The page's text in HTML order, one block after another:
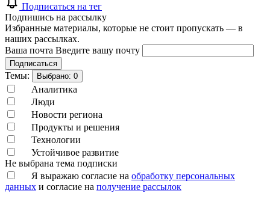
Подписаться на тег
Подпишись на рассылку
Избранные материалы, которые не стоит пропускать — в
наших рассылках.
Ваша почта Введите вашу почту
Подписаться
Темы: Выбрано: 0
Аналитика
Люди
Новости региона
Продукты и решения
Технологии
Устойчивое развитие
Не выбрана тема подписки
Я выражаю согласие на обработку персональных
данных и согласие на получение рассылок